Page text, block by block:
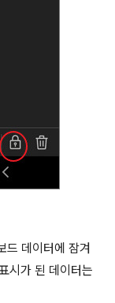
드 데이터에 잠겨
시가 된 데이터는